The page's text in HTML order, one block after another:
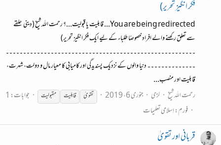
فکر انگیز تحریر)
You are being redirected... قابلیت یا قبولیت...؟ رحمت اللہ شیخ (دینی حلقے
سے تعلق رکھنے والے افراد خصوصًا طلباء کے لیے ایک فکر انگیز تحریر)
۔۔۔۔۔۔۔۔۔۔۔۔۔۔۔۔۔۔۔۔۔۔۔۔۔۔۔۔۔۔۔۔۔۔۔۔۔۔۔۔۔۔۔۔۔۔۔۔۔۔۔۔۔۔۔
۔۔۔۔۔۔۔۔۔۔۔۔۔۔ دنیا والوں کے نزدیک پسندیدگی اور کامیابی کا معیار مال و دولت، شہرت،
قابلیت اور منصب...
رحمت اللہ شیخ لڑی جنوری 6، 2019 تقویٰ قابلیت مقبولیت
جوابات: 1
فورم:اِسلامی تعلیمات
قربانی اور تقویٰ